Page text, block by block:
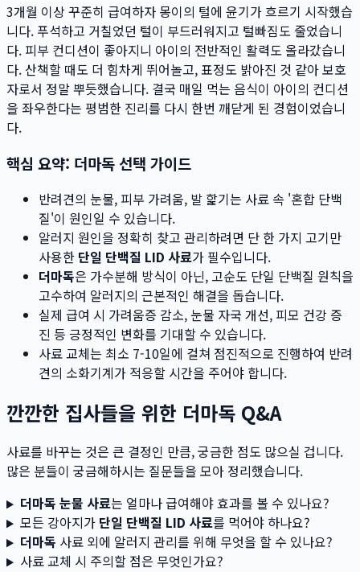
3개월 이상 꾸준히 급여하자 몽이의 털에 윤기가 흐르기 시작했습
니다. 푸석하고 거칠었던 털이 부드러워지고 털빠짐도 줄었습니
다. 피부 컨디션이 좋아지니 아이의 전반적인 활력도 올라갔습니
다. 산책할 때도 더 힘차게 뛰어놀고, 표정도 밝아진 것 같아 보호
자로서 정말 뿌듯했습니다. 결국 매일 먹는 음식이 아이의 컨디션
을 좌우한다는 평범한 진리를 다시 한번 깨닫게 된 경험이었습니
다.
핵심 요약: 더마독 선택 가이드
반려견의 눈물, 피부 가려움, 발 핥기는 사료 속 '혼합 단백
질'이 원인일 수 있습니다.
알러지 원인을 정확히 찾고 관리하려면 단 한 가지 고기만
사용한 단일 단백질 LID 사료가 필수입니다.
더마독은 가수분해 방식이 아닌, 고순도 단일 단백질 원칙을
고수하여 알러지의 근본적인 해결을 돕습니다.
실제 급여 시 가려움증 감소, 눈물 자국 개선, 피모 건강 증
진 등 긍정적인 변화를 기대할 수 있습니다.
사료 교체는 최소 7-10일에 걸쳐 점진적으로 진행하여 반려
견의 소화기계가 적응할 시간을 주어야 합니다.
깐깐한 집사들을 위한 더마독 Q&A
사료를 바꾸는 것은 큰 결정인 만큼, 궁금한 점도 많으실 겁니다.
많은 분들이 궁금해하시는 질문들을 모아 정리했습니다.
더마독 눈물 사료는 얼마나 급여해야 효과를 볼 수 있나요?
모든 강아지가 단일 단백질 LID 사료를 먹어야 하나요?
더마독 사료 외에 알러지 관리를 위해 무엇을 할 수 있나요?
사료 교체 시 주의할 점은 무엇인가요?